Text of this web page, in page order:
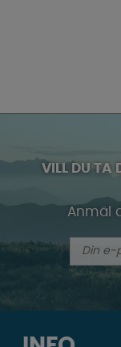
VILL DU TA
Anmäl